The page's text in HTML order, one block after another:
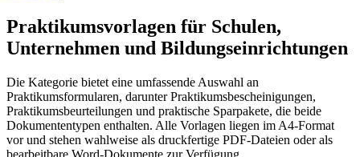
Praktikumsvorlagen für Schulen,
Unternehmen und Bildungseinrichtungen
Die Kategorie bietet eine umfassende Auswahl an
Praktikumsformularen, darunter Praktikumsbescheinigungen,
Praktikumsbeurteilungen und praktische Sparpakete, die beide
Dokumententypen enthalten. Alle Vorlagen liegen im A4-Format
vor und stehen wahlweise als druckfertige PDF-Dateien oder als
bearbeitbare Word-Dokumente zur Verfügung.